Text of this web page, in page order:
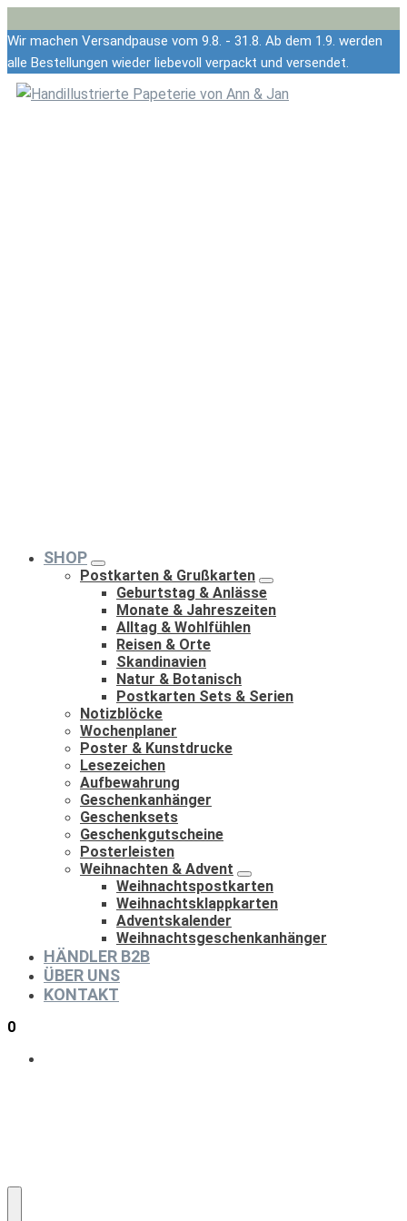
Springe
zum
Inhalt
Wir machen Versandpause vom 9.8. - 31.8. Ab dem 1.9. werden
alle Bestellungen wieder liebevoll verpackt und versendet.
SHOP
Postkarten & Grußkarten
Geburtstag & Anlässe
Monate & Jahreszeiten
Alltag & Wohlfühlen
Reisen & Orte
Skandinavien
Natur & Botanisch
Postkarten Sets & Serien
Notizblöcke
Wochenplaner
Poster & Kunstdrucke
Lesezeichen
Aufbewahrung
Geschenkanhänger
Geschenksets
Geschenkgutscheine
Posterleisten
Weihnachten & Advent
Weihnachtspostkarten
Weihnachtsklappkarten
Adventskalender
Weihnachtsgeschenkanhänger
HÄNDLER B2B
ÜBER UNS
KONTAKT
0